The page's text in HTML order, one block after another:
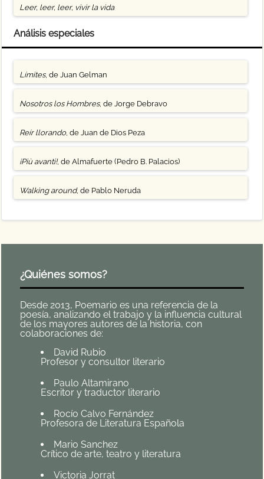
Leer, leer, leer, vivir la vida
Análisis especiales
Límites, de Juan Gelman
Nosotros los Hombres, de Jorge Debravo
Reír llorando, de Juan de Dios Peza
¡Più avanti!, de Almafuerte (Pedro B. Palacios)
Walking around, de Pablo Neruda
¿Quiénes somos?
Desde 2013, Poemario es una referencia de la
poesía, analizando el trabajo y la influencia cultural
de los mayores autores de la historia, con
colaboraciones de:
David Rubio
Profesor y consultor literario
Paulo Altamirano
Escritor y traductor literario
Rocío Calvo Fernández
Profesora de Literatura Española
Mario Sanchez
Crítico de arte, teatro y literatura
Victoria Jorrat